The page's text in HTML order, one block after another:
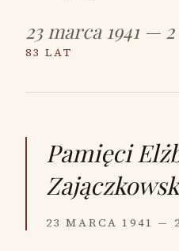
23 marca 1941 —
83 LAT
Pamięci
23 MARCA 1941 —